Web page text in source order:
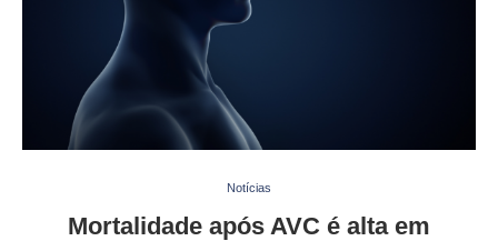
Notícias
Mortalidade após AVC é alta em